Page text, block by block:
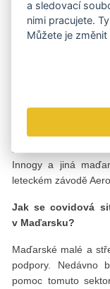
Navzdory
agentura HIPA v
čehož budou v
Innovation v
investici na zelené
Nezapomínejme
Innogy a jiná
leteckém závodě
Jak se covidová
v Maďarsku?
Maďarské malé a
podpory. Nedávno
pomoc tomuto
a sledovací
nimi pracujete.
Můžete je změnit